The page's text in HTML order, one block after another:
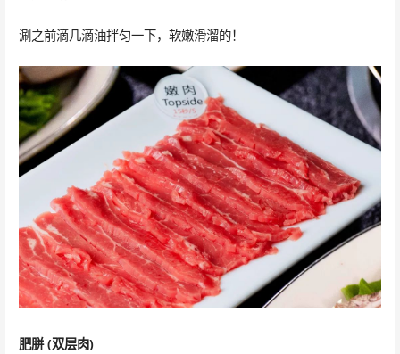
涮之前滴几滴油拌匀一下，软嫩滑溜的！
肥胼(双层肉)